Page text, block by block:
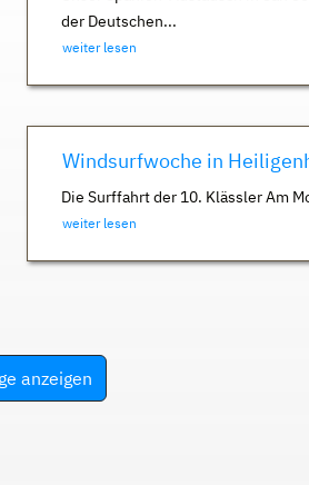
der Deutschen...
weiter lesen
Windsurfwoche in
Die Surffahrt der 10. Klässler Am
weiter lesen
anzeigen